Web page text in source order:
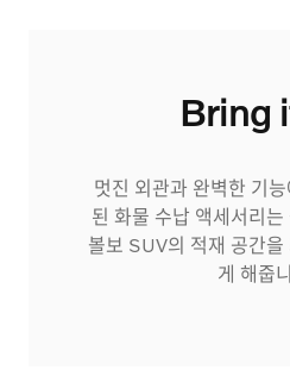
Bring
멋진 외관과 완벽한 기
된 화물 수납 액세서리
볼보 SUV의 적재 공간을
게 해줍